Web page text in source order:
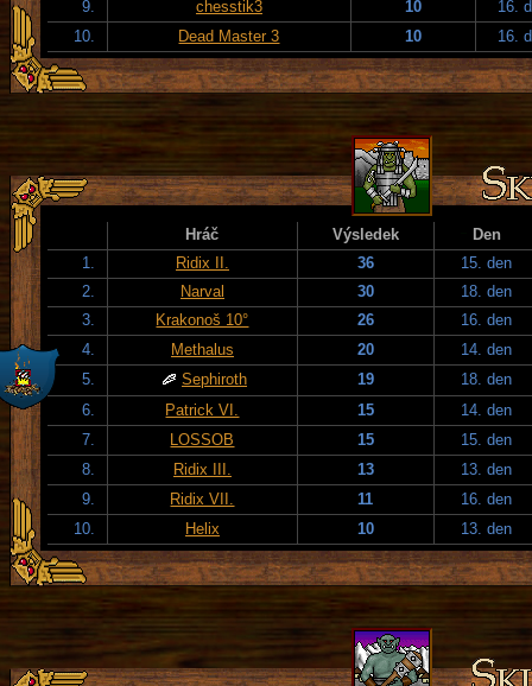
9.
chesstik3 10
16.
10.
Dead Master 3 10 16.
Hráč Výsledek
Den
1.
Ridix II. 36
15. den
2.
Narval 30
18. den
3.
Krakonoš 10° 26
16. den
4.
Methalus 20
14. den
5.
Sephiroth 19
18. den
6.
Patrick VI. 15
14. den
7.
LOSSOB 15
15. den
8.
Ridix III. 13
13. den
9.
Ridix VII. 11
16. den
10.
Helix 10 13. den